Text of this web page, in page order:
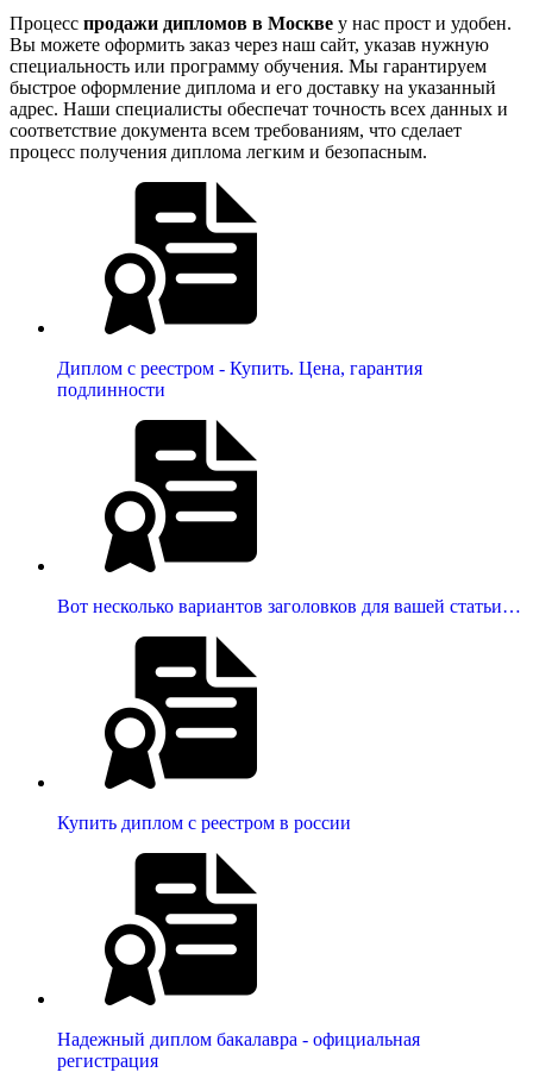
Процесс продажи дипломов в Москве у нас прост и удобен.
Вы можете оформить заказ через наш сайт, указав нужную
специальность или программу обучения. Мы гарантируем
быстрое оформление диплома и его доставку на указанный
адрес. Наши специалисты обеспечат точность всех данных и
соответствие документа всем требованиям, что сделает
процесс получения диплома легким и безопасным.
Диплом с реестром - Купить. Цена, гарантия
подлинности
Вот несколько вариантов заголовков для вашей статьи…
Купить диплом с реестром в россии
Надежный диплом бакалавра - официальная
регистрация